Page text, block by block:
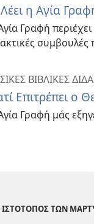
Λέει η Αγία
Γραφή
ΒΙΒΛΙΚΕΣ
Επιτρέπει ο
Γραφή μάς
ΤΩΝ